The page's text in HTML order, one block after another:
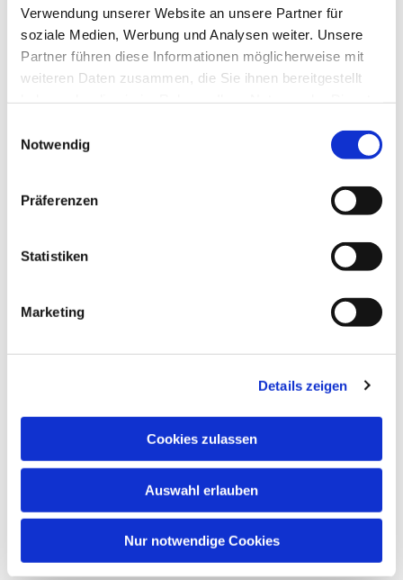
Verwendung unserer Website an unsere Partner für
soziale Medien, Werbung und Analysen weiter. Unsere
Partner führen diese Informationen möglicherweise mit
weiteren Daten zusammen, die Sie ihnen bereitgestellt
Notwendig
Präferenzen
Statistiken
Marketing
Details zeigen
Cookies zulassen
Auswahl erlauben
Nur notwendige Cookies
© Martin Forciniti
Uhr
Friedenskirche, Friedrich-Ebert-Str.
Kassel
Pfarrer Köstner-Norbisrath; Orgel: